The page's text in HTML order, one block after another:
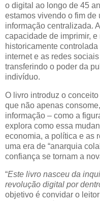
o digital ao longo de 45
estamos vivendo o fim
informação centralizada.
capacidade de imprimir, e
historicamente
internet e as redes
transferindo o poder da
indivíduo.
O livro introduz o
que não apenas
informação – como a
explora como essa
economia, a política e as
uma era de “anarquia
confiança se tornam a
“Este livro nasceu da
revolução digital por
objetivo é convidar o